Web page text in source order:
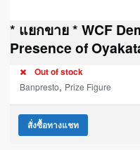
* แยกขาย * WCF
Presence of
Out of stock
Banpresto, Prize Figure
สั่งซื้อทางแชท